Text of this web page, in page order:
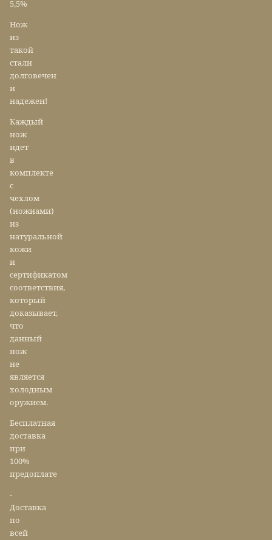
5,5%
Нож
из
такой
стали
долговечен
и
надежен!
Каждый
нож
идет
в
комплекте
с
чехлом
(ножнами)
из
натуральной
кожи
и
сертификатом
соответствия,
который
доказывает,
что
данный
нож
не
является
холодным
оружием.
Бесплатная
доставка
при
100%
предоплате
-
Доставка
по
всей